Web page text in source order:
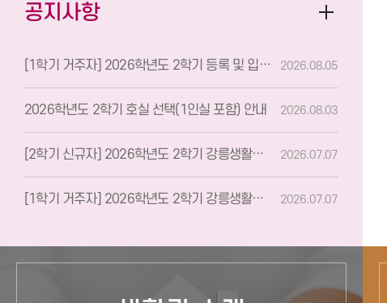
공지사항
[1학기 거주자] 2026학년도 2학기 등록 및 입사안내 2026.08.05
2026학년도 2학기 호실 선택(1인실 포함) 안내 2026.08.03
[2학기 신규자] 2026학년도 2학기 강릉생활관 관생 모집 안내 2026.07.07
[1학기 거주자] 2026학년도 2학기 강릉생활관 관생 모집 안내 2026.07.07